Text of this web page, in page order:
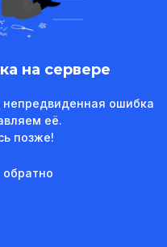
на сервере
ошибка
её.
позже!
обратно